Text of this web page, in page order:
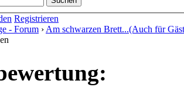
Registrieren
- Forum › Am schwarzen Brett...(Auch für